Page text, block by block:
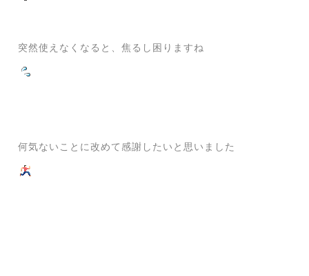
突然使えなくなると、焦るし困りますね
何気ないことに改めて感謝したいと思いました